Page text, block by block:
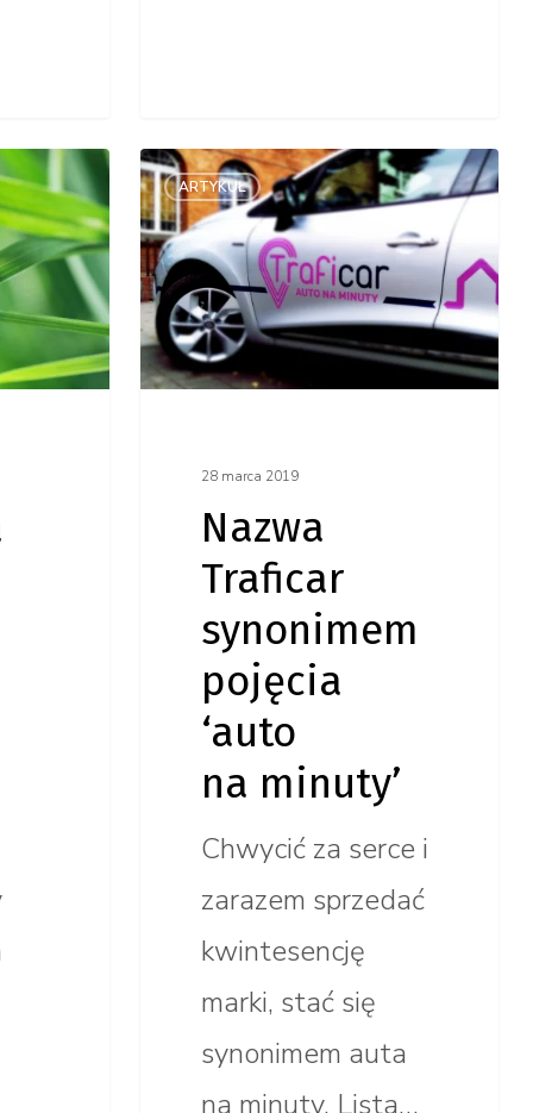
Nazwa
Traficar
synonimem
pojęcia
‘auto
ARTYKUŁ
28 marca 2019
Nazwa
Traficar
synonimem
pojęcia
‘auto
na minuty’
Chwycić za serce i
zarazem sprzedać
kwintesencję
marki, stać się
synonimem auta
na minuty. Lista…